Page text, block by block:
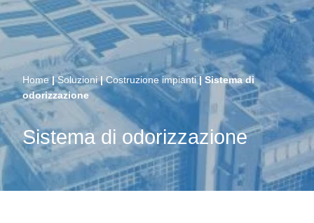
Home | Soluzioni | Costruzione impianti | Sistema di
odorizzazione
Sistema di odorizzazione